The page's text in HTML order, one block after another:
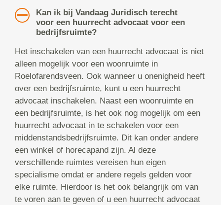
Kan ik bij Vandaag Juridisch terecht
voor een huurrecht advocaat voor een
bedrijfsruimte?
Het inschakelen van een huurrecht advocaat is niet
alleen mogelijk voor een woonruimte in
Roelofarendsveen. Ook wanneer u onenigheid heeft
over een bedrijfsruimte, kunt u een huurrecht
advocaat inschakelen. Naast een woonruimte en
een bedrijfsruimte, is het ook nog mogelijk om een
huurrecht advocaat in te schakelen voor een
middenstandsbedrijfsruimte. Dit kan onder andere
een winkel of horecapand zijn. Al deze
verschillende ruimtes vereisen hun eigen
specialisme omdat er andere regels gelden voor
elke ruimte. Hierdoor is het ook belangrijk om van
te voren aan te geven of u een huurrecht advocaat